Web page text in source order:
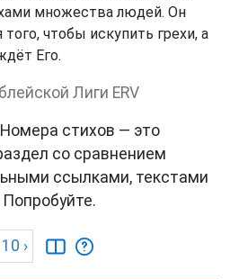
множества людей. Он
чтобы искупить грехи, а
Его.
Лиги ERV
стихов — это
со сравнением
ссылками, текстами
10 ›